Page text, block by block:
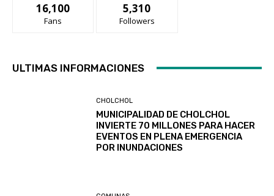
16,100
Fans
5,310
Followers
ULTIMAS INFORMACIONES
CHOLCHOL
MUNICIPALIDAD DE CHOLCHOL
INVIERTE 70 MILLONES PARA HACER
EVENTOS EN PLENA EMERGENCIA
POR INUNDACIONES